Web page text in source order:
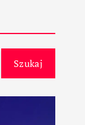
Szukaj